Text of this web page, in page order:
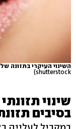
השינוי העיקרי בתזונה
shutterstock)
בסיבים